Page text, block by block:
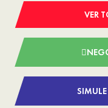
VER